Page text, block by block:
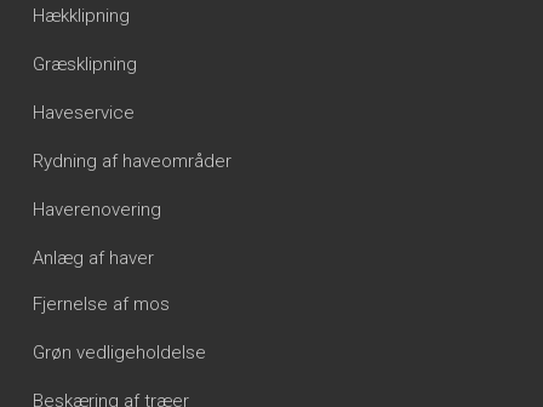
Hækklipning​
Græsklipning
Haveservice
Rydning af haveområder
Haverenovering
Anlæg af haver
Fjernelse af mos
Grøn vedligeholdelse
Beskæring af træer